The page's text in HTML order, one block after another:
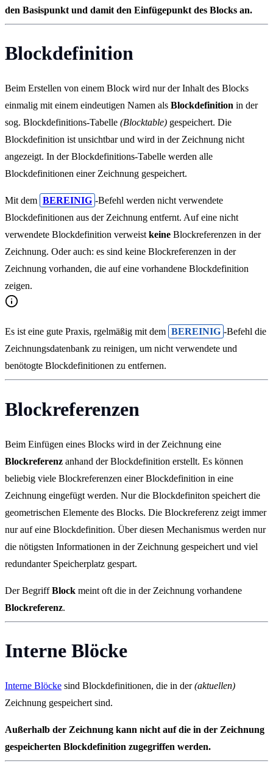
den Basispunkt und damit den Einfügepunkt des Blocks an.
Blockdefinition
Beim Erstellen von einem Block wird nur der Inhalt des Blocks
einmalig mit einem eindeutigen Namen als Blockdefinition in der
sog. Blockdefinitions-Tabelle (Blocktable) gespeichert. Die
Blockdefinition ist unsichtbar und wird in der Zeichnung nicht
angezeigt. In der Blockdefinitions-Tabelle werden alle
Blockdefinitionen einer Zeichnung gespeichert.
Mit dem BEREINIG -Befehl werden nicht verwendete
Blockdefinitionen aus der Zeichnung entfernt. Auf eine nicht
verwendete Blockdefinition verweist keine Blockreferenzen in der
Zeichnung. Oder auch: es sind keine Blockreferenzen in der
Zeichnung vorhanden, die auf eine vorhandene Blockdefinition
zeigen.
Es ist eine gute Praxis, rgelmäßig mit dem BEREINIG -Befehl die
Zeichnungsdatenbank zu reinigen, um nicht verwendete und
benötogte Blockdefinitionen zu entfernen.
Blockreferenzen
Beim Einfügen eines Blocks wird in der Zeichnung eine
Blockreferenz anhand derBlockdefinition erstellt. Es können
beliebig viele Blockreferenzen einer Blockdefinition in eine
Zeichnung eingefügt werden. Nur die Blockdefiniton speichert die
geometrischen Elemente des Blocks. Die Blockreferenz zeigt immer
nur auf eine Blockdefinition. Über diesen Mechanismus werden nur
die nötigsten Informationen in der Zeichnung gespeichert und viel
redundanter Speicherplatz gespart.
Der BegriffBlock meint oft die in der Zeichnung vorhandene
Blockreferenz.
Interne Blöcke
Interne Blöcke sind Blockdefinitionen, die in der(aktuellen)
Zeichnung gespeichert sind.
Außerhalb der Zeichnung kann nicht auf die in der Zeichnung
gespeicherten Blockdefinition zugegriffen werden.